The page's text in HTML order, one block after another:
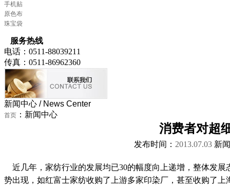
手机贴
原色布
珠宝袋
服务热线
电话：0511-88039211
传真：0511-86962360
新闻中心 / News Center
首页 ：新闻中心
消费者对超
发布时间： 2013.07.03 新
近几年，家纺行业的发展均已30的幅度向上递增，整体发
势出现，如红富士家纺收购了上游多家印染厂，甚至收购了